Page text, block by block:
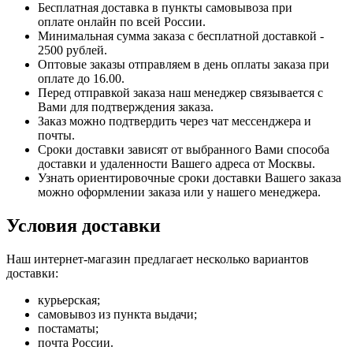
Бесплатная доставка в пункты самовывоза при
оплате онлайн по всей России.
Минимальная сумма заказа с бесплатной доставкой -
2500 рублей.
Оптовые заказы отправляем в день оплаты заказа при
оплате до 16.00.
Перед отправкой заказа наш менеджер связывается с
Вами для подтверждения заказа.
Заказ можно подтвердить через чат мессенджера и
почты.
Сроки доставки зависят от выбранного Вами способа
доставки и удаленности Вашего адреса от Москвы.
Узнать ориентировочные сроки доставки Вашего заказа
можно оформлении заказа или у нашего менеджера.
Условия доставки
Наш интернет-магазин предлагает несколько вариантов
доставки:
курьерская;
самовывоз из пункта выдачи;
постаматы;
почта России.